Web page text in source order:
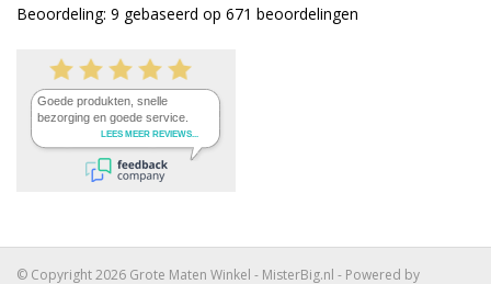
Beoordeling: 9 gebaseerd op 671 beoordelingen
© Copyright 2026 Grote Maten Winkel - MisterBig.nl - Powered by